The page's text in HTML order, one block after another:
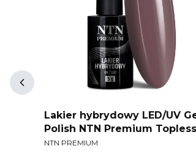
Lakier hybrydowy LED/UV
Polish NTN Premium Topless
Collection Nr 11 5 g
PRODUCENT
NTN PREMIUM